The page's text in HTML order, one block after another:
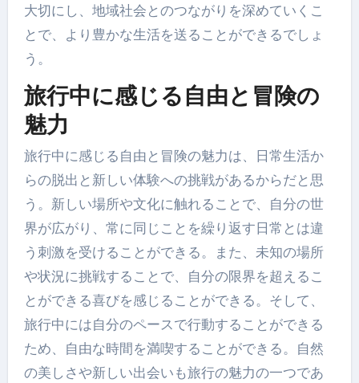
大切にし、地域社会とのつながりを深めていくこ
とで、より豊かな生活を送ることができるでしょ
う。
旅行中に感じる自由と冒険の
魅力
旅行中に感じる自由と冒険の魅力は、日常生活か
らの脱出と新しい体験への挑戦があるからだと思
う。新しい場所や文化に触れることで、自分の世
界が広がり、常に同じことを繰り返す日常とは違
う刺激を受けることができる。また、未知の場所
や状況に挑戦することで、自分の限界を超えるこ
とができる喜びを感じることができる。そして、
旅行中には自分のペースで行動することができる
ため、自由な時間を満喫することができる。自然
の美しさや新しい出会いも旅行の魅力の一つであ